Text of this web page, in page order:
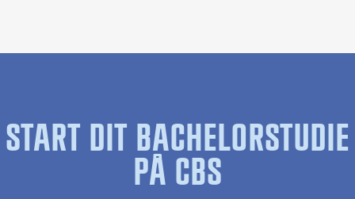
START DIT BACHELORSTUDIE
PÅ CBS